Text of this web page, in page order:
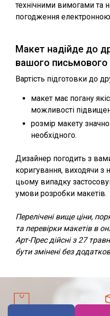
технічними вимогами та
погодження
Макет надійде до
вашого
Вартість підготовки до
макет має погану
можливості
розмір макету значно
необхідного.
Дизайнер погодить з
коригування, виходячи з
цьому випадку
умови розробки макетів.
Перелічені вище ціни,
та перевірки макетів в
Арт-Прес дійсні з 27
бути змінені без